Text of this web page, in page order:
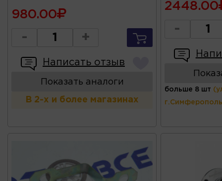
980.00
- +
Написать отзыв
Показать аналоги
В 2-х и более магазинах
2448.00
-
больше 8 шт